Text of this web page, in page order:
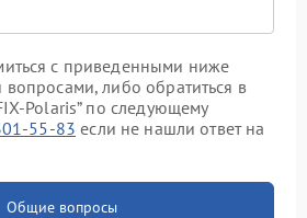
с приведенными ниже
либо обратиться в
Polaris” по следующему
55-83 если не нашли ответ на
Общие вопросы